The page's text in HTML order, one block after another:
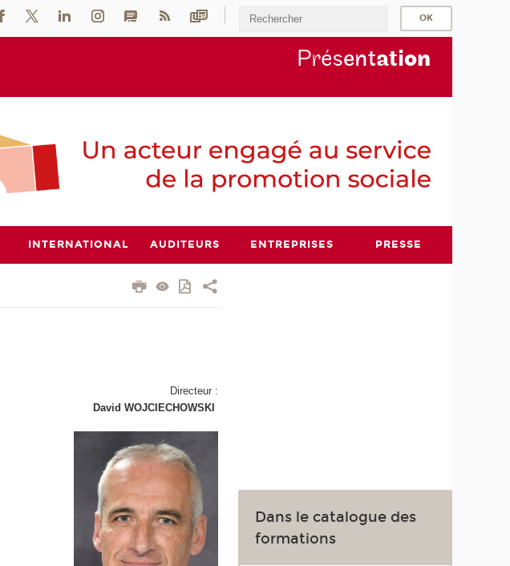
Présentation
INTERNATIONAL AUDITEURS ENTREPRISES PRESSE
Directeur :
David WOJCIECHOWSKI
Dans le catalogue des
formations